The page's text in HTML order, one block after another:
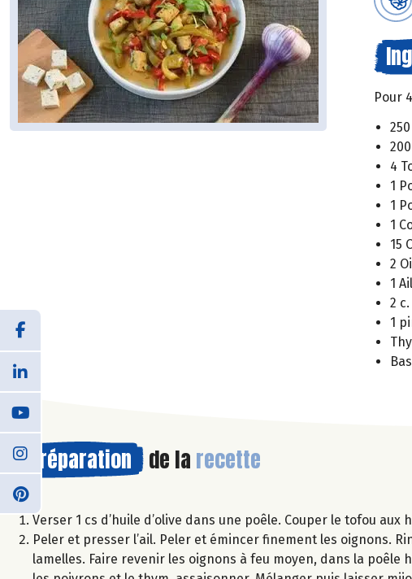
Pour
4
1
1
1
15
2
1 Ail
2
1
Préparation de la recette
Verser 1 cs d’huile d’olive dans une poêle. Couper le tofou
Peler et presser l’ail. Peler et émincer finement les oignons.
lamelles. Faire revenir les oignons à feu moyen, dans la poêle